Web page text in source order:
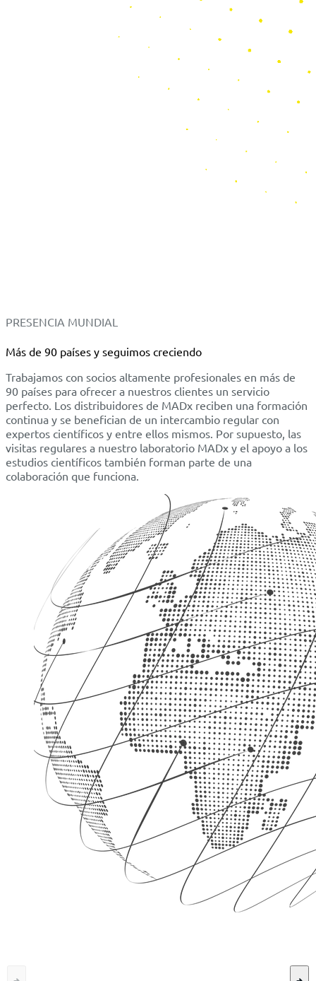
PRESENCIA MUNDIAL
Más de 90 países y seguimos creciendo
Trabajamos con socios altamente profesionales en más de
90 países para ofrecer a nuestros clientes un servicio
perfecto. Los distribuidores de MADx reciben una formación
continua y se benefician de un intercambio regular con
expertos científicos y entre ellos mismos. Por supuesto, las
visitas regulares a nuestro laboratorio MADx y el apoyo a los
estudios científicos también forman parte de una
colaboración que funciona.